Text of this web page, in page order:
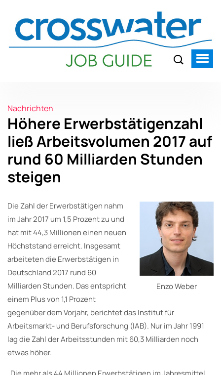
Nachrichten
Höhere Erwerbstätigenzahl
ließ Arbeitsvolumen 2017 auf
rund 60 Milliarden Stunden
steigen
Enzo Weber
Die Zahl der Erwerbstätigen nahm
im Jahr 2017 um 1,5 Prozent zu und
hat mit 44,3 Millionen einen neuen
Höchststand erreicht. Insgesamt
arbeiteten die Erwerbstätigen in
Deutschland 2017 rund 60
Milliarden Stunden. Das entspricht
einem Plus von 1,1 Prozent
gegenüber dem Vorjahr, berichtet das Institut für
Arbeitsmarkt- und Berufsforschung (IAB). Nur im Jahr 1991
lag die Zahl der Arbeitsstunden mit 60,3 Milliarden noch
etwas höher.